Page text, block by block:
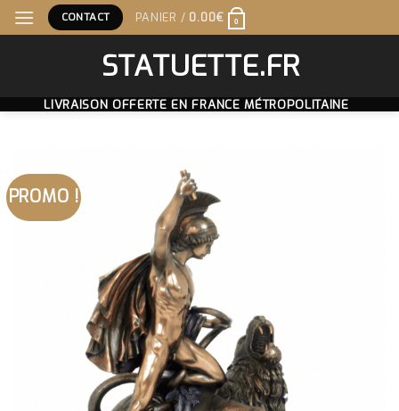
Skip
to
CONTACT PANIER / 0.00€ 0
STATUETTE.FR
LIVRAISON OFFERTE EN FRANCE MÉTROPOLITAINE
PROMO !